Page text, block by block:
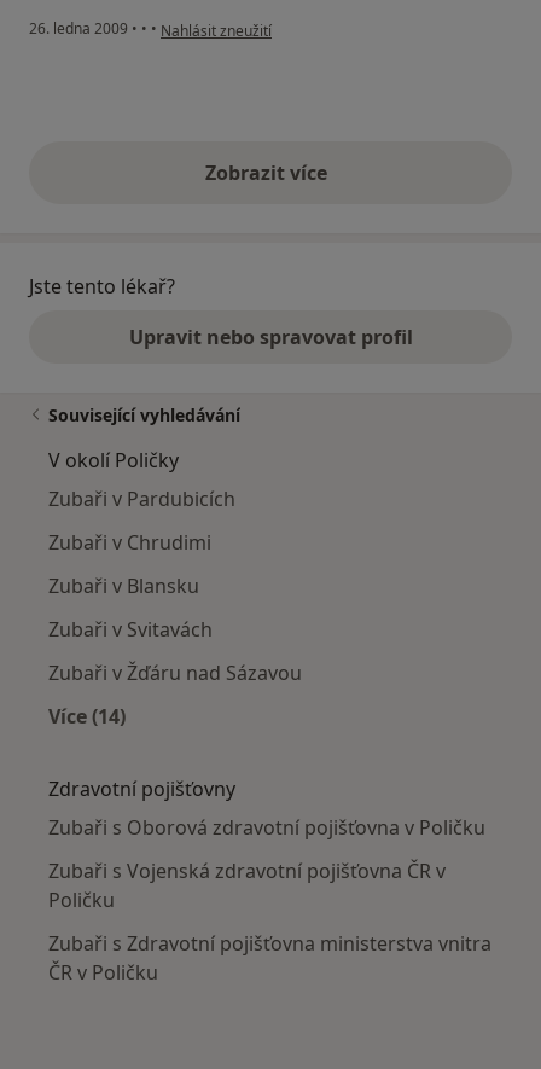
26. ledna 2009 • • • podle názoru uživatele veronica
Nahlásit zneužití
Zobrazit vícevýše uvedené názory
Jste tento lékař?
Upravit nebo spravovat profil
Související vyhledávání
V okolí Poličky
Zubaři v Pardubicích
Zubaři v Chrudimi
Zubaři v Blansku
Zubaři v Svitavách
Zubaři v Žďáru nad Sázavou
Více (14)
Zdravotní pojišťovny
Zubaři s Oborová zdravotní pojišťovna v Poličku
Zubaři s Vojenská zdravotní pojišťovna ČR v
Poličku
Zubaři s Zdravotní pojišťovna ministerstva vnitra
ČR v Poličku